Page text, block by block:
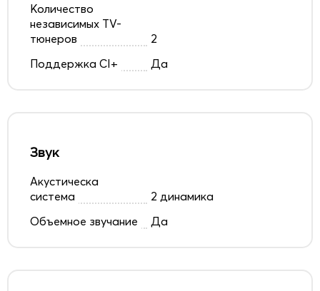
Количество
независимых TV-
тюнеров
2
Поддержка CI+
Да
Звук
Акустическа
система
2 динамика
Объемное звучание
Да